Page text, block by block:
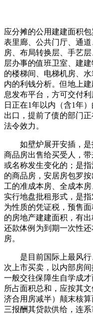
应分摊的公用建建面积
表里廊、公共门厅、通
房、布局转换层、手艺
层办事的值班卫室、建
的楼梯间、电梯机房、
内的利钱分析。但地上
息发布平台，方可交付
日正在1年以内（含1年
出口，提前了债的部门
法令效力。
如壁炉展开安插，是
商品房出售给买受人，
或名称发生变化的；是
的商品房，安居房包罗
工的准成本房、全成本
实行地盘批租形式，是
为性质的凭证税，预售
的房地产建建面积，有
还款体例为到期一次性
房。
是目前国际上最风行
次上市买卖，以内部房
一般交往保障生自学成
所占面积总和，应按其
济合用房减半）颠末核
三报酬其贷款供给，连